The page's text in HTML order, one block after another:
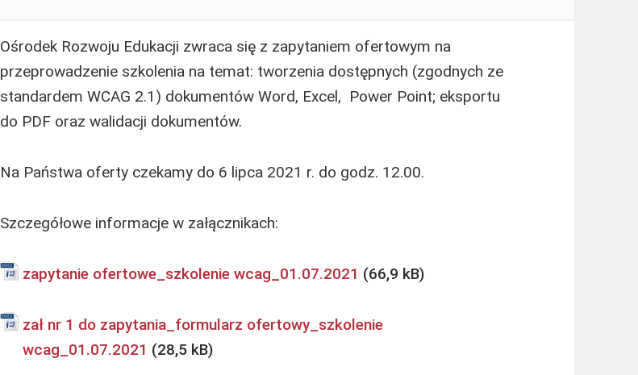
Ośrodek Rozwoju Edukacji zwraca się z zapytaniem ofertowym na
przeprowadzenie szkolenia na temat: tworzenia dostępnych (zgodnych ze
standardem WCAG 2.1) dokumentów Word, Excel, Power Point; eksportu
do PDF oraz walidacji dokumentów.
Na Państwa oferty czekamy do 6 lipca 2021 r. do godz. 12.00.
Szczegółowe informacje w załącznikach:
zapytanie ofertowe_szkolenie wcag_01.07.2021
zał nr 1 do zapytania_formularz ofertowy_szkolenie
wcag_01.07.2021